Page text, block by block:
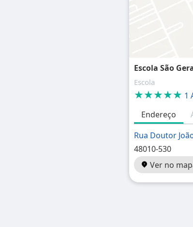
Escola São
Escola
★★★★★ 1
Endereço
Rua Doutor
48010-530
Ver no